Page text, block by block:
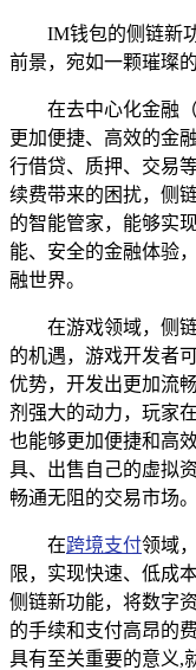
IM钱包的侧链新
前景，宛如一颗璀璨
在去中心化金融
更加便捷、高效的金
行借贷、质押、交易
续费带来的困扰，侧
的智能管家，能够实
能、安全的金融体验
融世界。
在游戏领域，侧
的机遇，游戏开发者
优势，开发出更加流
剂强大的动力，玩家
也能够更加便捷和高
具、出售自己的虚拟
畅通无阻的交易市场。
在跨境支付领域
限，实现快速、低成
侧链新功能，将数字
的手续和支付高昂的
具有至关重要的意义,